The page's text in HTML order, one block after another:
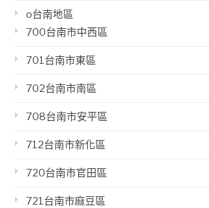
o台南地區
700台南市中西區
701台南市東區
702台南市南區
708台南市安平區
712台南市新化區
720台南市官田區
721台南市麻豆區